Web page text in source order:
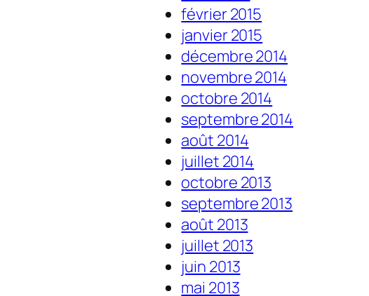
février 2015
janvier 2015
décembre 2014
novembre 2014
octobre 2014
septembre 2014
août 2014
juillet 2014
octobre 2013
septembre 2013
août 2013
juillet 2013
juin 2013
mai 2013